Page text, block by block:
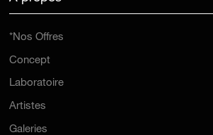
Concept
Laboratoire
Artistes
Galeries